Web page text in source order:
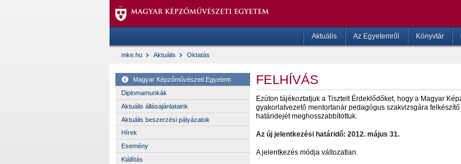
Aktuális Az Egyetemről Könyvtár
mke.hu Aktuális Oktatás
Magyar Képzőművészeti Egyetem
Diplomamunkák
Aktuális állásajánlataink
Aktuális beszerzési pályázatok
Hírek
Esemény
Kiállítás
FELHÍVÁS
Ezúton tájékoztatjuk a Tisztelt Érdeklődőket, hogy a Magyar
gyakorlatvezető mentortanár pedagógus szakvizsgára
határidejét meghosszabbítottuk.
Az új jelentkezési határidő: 2012. május 31.
A jelentkezés módja változatlan.